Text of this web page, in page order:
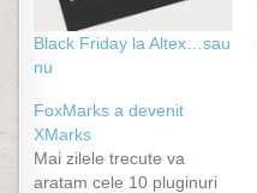
Black Friday la Altex…sau
nu
FoxMarks a devenit
XMarks
Mai zilele trecute va
aratam cele 10 pluginuri